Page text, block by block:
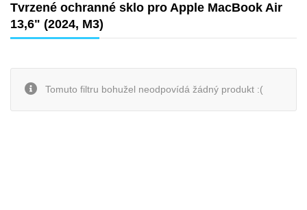
Tvrzené ochranné sklo pro Apple MacBook Air
13,6" (2024, M3)
Tomuto filtru bohužel neodpovídá žádný produkt :(